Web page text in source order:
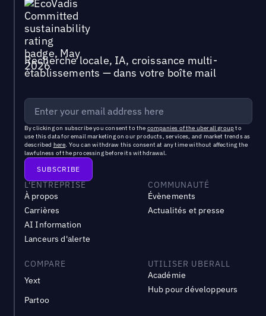
Recherche locale, IA, croissance multi-
établissements — dans votre boîte mail
By clicking on subscribe you consent to the companies of the uberall groupto
use this data for email marketing on our products, services, and market trends as
described here. You can withdraw this consent at any time without affecting the
lawfulness of the processing before its withdrawal.
L'ENTREPRISE
À propos
Carrières
AI Information
Lanceurs d'alerte
COMMUNAUTÉ
Évènements
Actualités et presse
COMPARE
Yext
Partoo
UTILISER UBERALL
Académie
Hub pour développeurs